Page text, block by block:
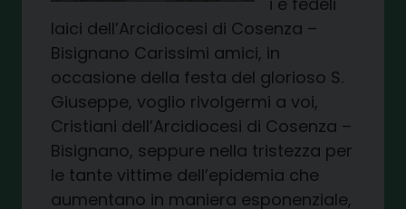
laici dell’Arcidiocesi di Cosenza –
Bisignano Carissimi amici, in
occasione della festa del glorioso S.
Giuseppe, voglio rivolgermi a voi,
Cristiani dell’Arcidiocesi di Cosenza –
Bisignano, seppure nella tristezza per
le tante vittime dell’epidemia che
aumentano in maniera esponenziale,